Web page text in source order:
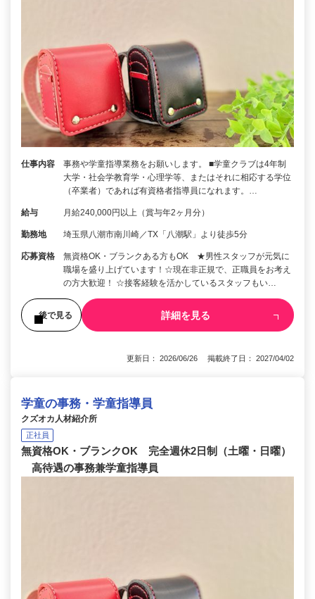
仕事内容
事務や学童指導業務をお願いします。 ■学童クラブは4年制
大学・社会学教育学・心理学等、またはそれに相応する学位
（卒業者）であれば有資格者指導員になれます。…
給与 月給240,000円以上（賞与年2ヶ月分）
勤務地 埼玉県八潮市南川崎／TX「八潮駅」より徒歩5分
応募資格
無資格OK・ブランクある方もOK ★男性スタッフが元気に
職場を盛り上げています！☆現在非正規で、正職員をお考え
の方大歓迎！ ☆接客経験を活かしているスタッフもい…
後で見る 詳細を見る
更新日： 2026/06/26 掲載終了日： 2027/04/02
学童の事務・学童指導員
クズオカ人材紹介所
正社員
無資格OK・ブランクOK 完全週休2日制（土曜・日曜）
高待遇の事務兼学童指導員